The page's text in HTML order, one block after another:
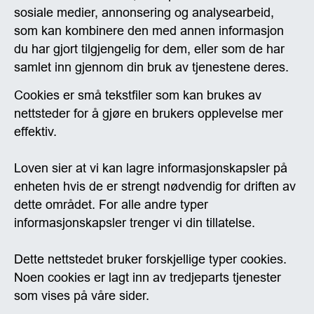
sosiale medier, annonsering og analysearbeid,
som kan kombinere den med annen informasjon
du har gjort tilgjengelig for dem, eller som de har
samlet inn gjennom din bruk av tjenestene deres.
Cookies er små tekstfiler som kan brukes av
nettsteder for å gjøre en brukers opplevelse mer
effektiv.
Loven sier at vi kan lagre informasjonskapsler på
enheten hvis de er strengt nødvendig for driften av
dette området. For alle andre typer
informasjonskapsler trenger vi din tillatelse.
Dette nettstedet bruker forskjellige typer cookies.
Noen cookies er lagt inn av tredjeparts tjenester
som vises på våre sider.